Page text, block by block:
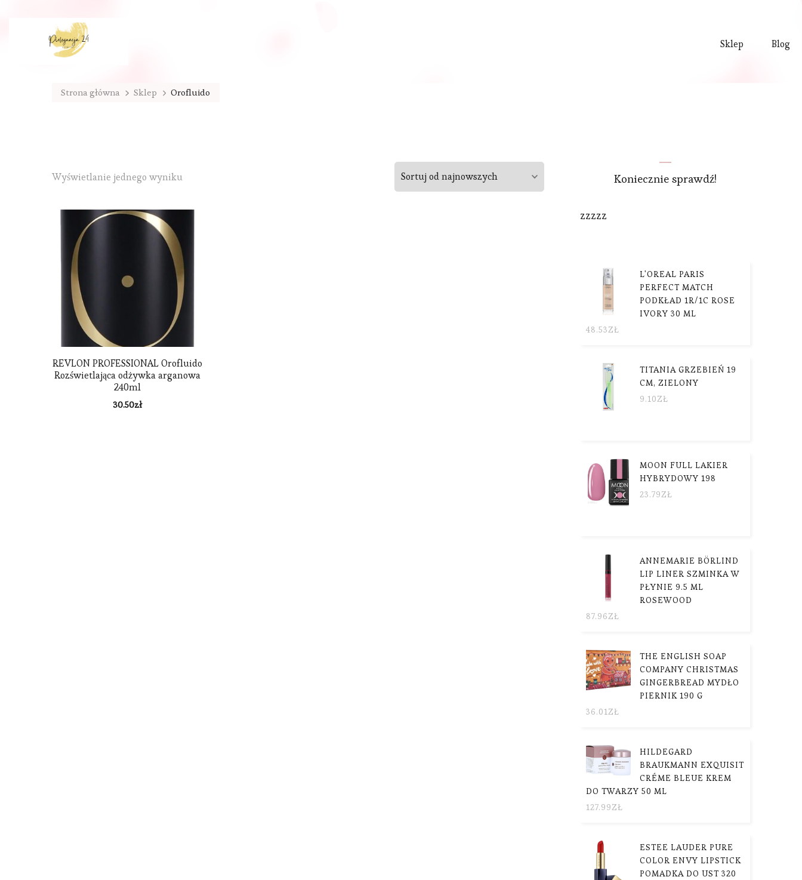
Sklep Blog
Strona główna Sklep Orofluido
Wyświetlanie jednego wyniku
REVLON PROFESSIONAL Orofluido
Rozświetlająca odżywka arganowa
240ml
30.50zł
Koniecznie sprawdź!
zzzzz
L'OREAL PARIS
PERFECT MATCH
PODKŁAD 1R/1C ROSE
IVORY 30 ML
48.53ZŁ
TITANIA GRZEBIEŃ 19
CM, ZIELONY
9.10ZŁ
MOON FULL LAKIER
HYBRYDOWY 198
23.79ZŁ
ANNEMARIE BÖRLIND
LIP LINER SZMINKA W
PŁYNIE 9.5 ML
ROSEWOOD
87.96ZŁ
THE ENGLISH SOAP
COMPANY CHRISTMAS
GINGERBREAD MYDŁO
PIERNIK 190 G
36.01ZŁ
HILDEGARD
BRAUKMANN EXQUISIT
CRÉME BLEUE KREM
DO TWARZY 50 ML
127.99ZŁ
ESTEE LAUDER PURE
COLOR ENVY LIPSTICK
POMADKA DO UST 320